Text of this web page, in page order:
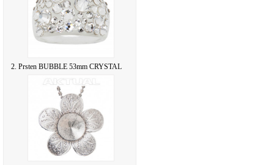
2. Prsten BUBBLE 53mm CRYSTAL